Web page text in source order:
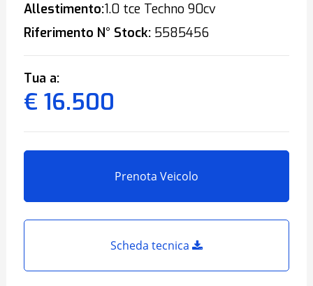
Allestimento:1.0 tce Techno 90cv
Riferimento N° Stock:5585456
Tua a:
€ 16.500
Prenota Veicolo
Scheda tecnica